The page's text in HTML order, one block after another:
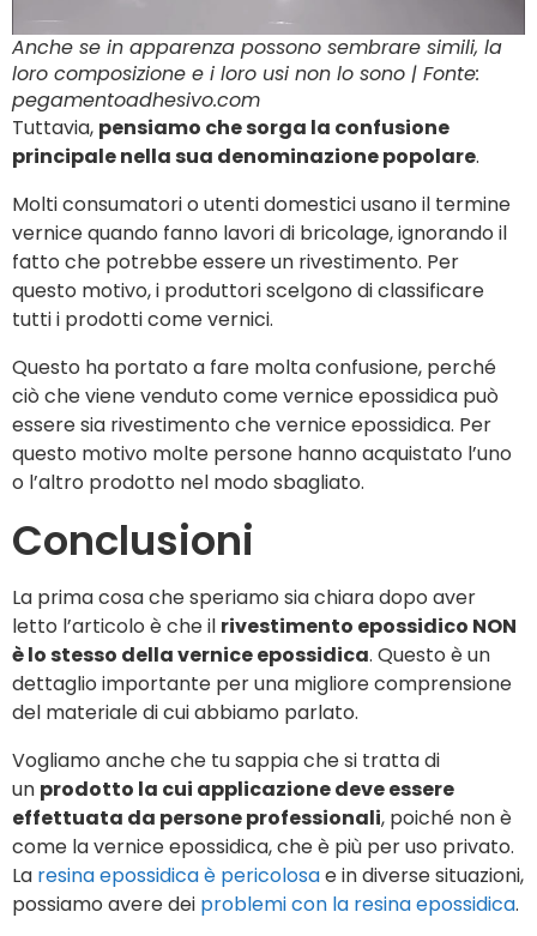
Anche se in apparenza possono sembrare simili, la
loro composizione e i loro usi non lo sono | Fonte:
pegamentoadhesivo.com
Tuttavia, pensiamo che sorga la confusione
principale nella sua denominazione popolare.
Molti consumatori o utenti domestici usano il termine
vernice quando fanno lavori di bricolage, ignorando il
fatto che potrebbe essere un rivestimento. Per
questo motivo, i produttori scelgono di classificare
tutti i prodotti come vernici.
Questo ha portato a fare molta confusione, perché
ciò che viene venduto come vernice epossidica può
essere sia rivestimento che vernice epossidica. Per
questo motivo molte persone hanno acquistato l’uno
o l’altro prodotto nel modo sbagliato.
Conclusioni
La prima cosa che speriamo sia chiara dopo aver
letto l’articolo è che il rivestimento epossidico NON
è lo stesso della vernice epossidica. Questo è un
dettaglio importante per una migliore comprensione
del materiale di cui abbiamo parlato.
Vogliamo anche che tu sappia che si tratta di
un prodotto la cui applicazione deve essere
effettuata da persone professionali, poiché non è
come la vernice epossidica, che è più per uso privato.
La resina epossidica è pericolosae in diverse situazioni,
possiamo avere dei problemi con la resina epossidica.